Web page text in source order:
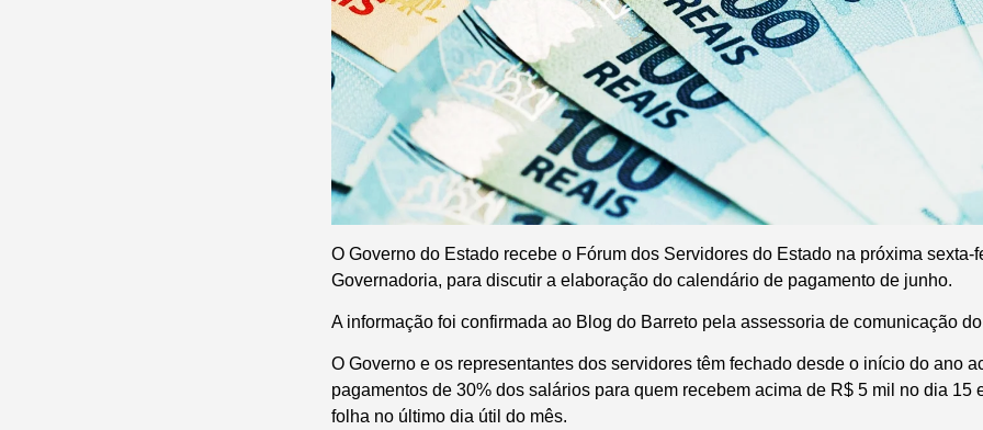
O Governo do Estado recebe o Fórum dos Servidores do Estado na próxima sexta-
Governadoria, para discutir a elaboração do calendário de pagamento de junho.
A informação foi confirmada ao Blog do Barreto pela assessoria de comunicação
O Governo e os representantes dos servidores têm fechado desde o início do ano
pagamentos de 30% dos salários para quem recebem acima de R$ 5 mil no dia 15
folha no último dia útil do mês.